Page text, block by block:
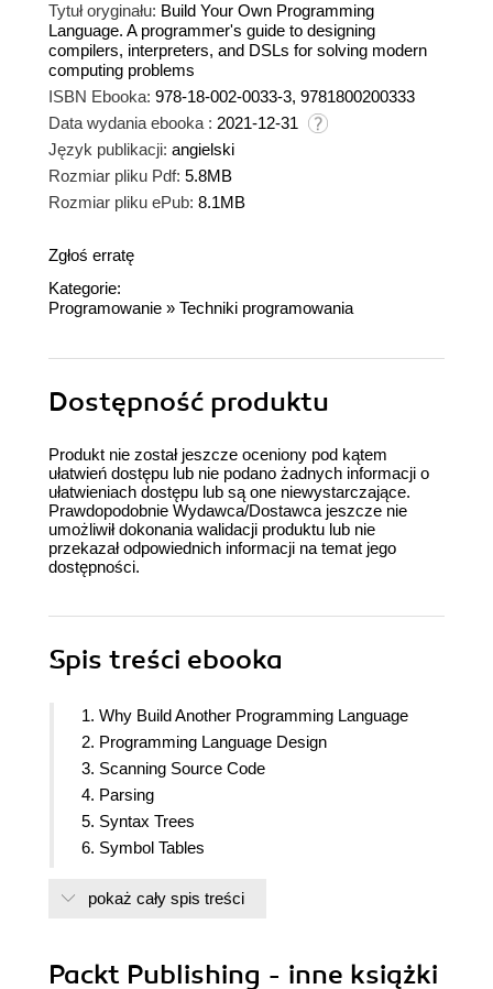
Tytuł oryginału: Build Your Own Programming
Language. A programmer's guide to designing
compilers, interpreters, and DSLs for solving modern
computing problems
ISBN Ebooka: 978-18-002-0033-3, 9781800200333
Data wydania ebooka : 2021-12-31
Język publikacji: angielski
Rozmiar pliku Pdf: 5.8MB
Rozmiar pliku ePub: 8.1MB
Zgłoś erratę
Kategorie:
Programowanie » Techniki programowania
Dostępność produktu
Produkt nie został jeszcze oceniony pod kątem
ułatwień dostępu lub nie podano żadnych informacji o
ułatwieniach dostępu lub są one niewystarczające.
Prawdopodobnie Wydawca/Dostawca jeszcze nie
umożliwił dokonania walidacji produktu lub nie
przekazał odpowiednich informacji na temat jego
dostępności.
Spis treści ebooka
1. Why Build Another Programming Language
2. Programming Language Design
3. Scanning Source Code
4. Parsing
5. Syntax Trees
6. Symbol Tables
8. Checking Types on Arrays, Method Calls, and
10. Syntax Cloning in an IDE
pokaż cały spis treści
Packt Publishing - inne książki